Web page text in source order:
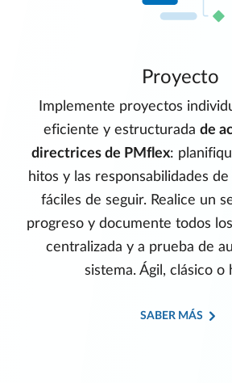
Proyecto
Implemente proyectos
eficiente y estructurada de
directrices de PMflex:
hitos y las responsabilidades
fáciles de seguir. Realice un
progreso y documente todos
centralizada y a prueba de
sistema. Ágil, clásico o
SABER MÁS